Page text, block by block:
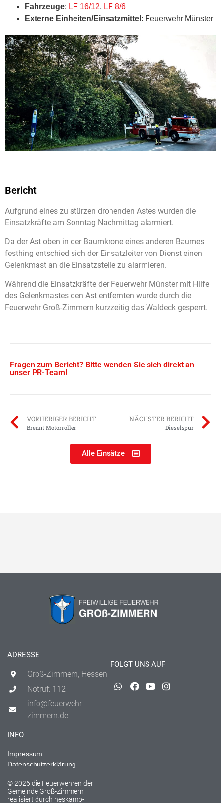
Fahrzeuge: LF 16/12, LF 8/6
Externe Einheiten/Einsatzmittel : Feuerwehr Münster
Bericht
Aufgrund eines zu stürzen drohenden Astes wurden die
Einsatzkräfte am Sonntag Nachmittag alarmiert.
Da der Ast oben in der Baumkrone eines anderen Baumes
festhing entschied sich der Einsatzleiter von Dienst einen
Gelenkmast an die Einsatzstelle zu alarmieren.
Während die Einsatzkräfte der Feuerwehr Münster mit Hilfe
des Gelenkmastes den Ast entfernten wurde durch die
Feuerwehr Groß-Zimmern kurzzeitig das Waldeck gesperrt.
Fragen zum Bericht? Bitte wenden Sie sich direkt an
unser PR-Team!
VORHERIGER BERICHT
Brennt Motorroller
NÄCHSTER BERICHT
Dieselspur
Alle Einsätze
ADRESSE
Groß-Zimmern, Hessen
Notruf: 112
info@feuerwehr-
zimmern.de
FOLGT UNS AUF
INFO
Impressum
Datenschutzerklärung
© 2026 die Feuerwehren der
Gemeinde Groß-Zimmern
realisiert durch heskamp-